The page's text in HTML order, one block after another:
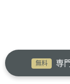
無料 専